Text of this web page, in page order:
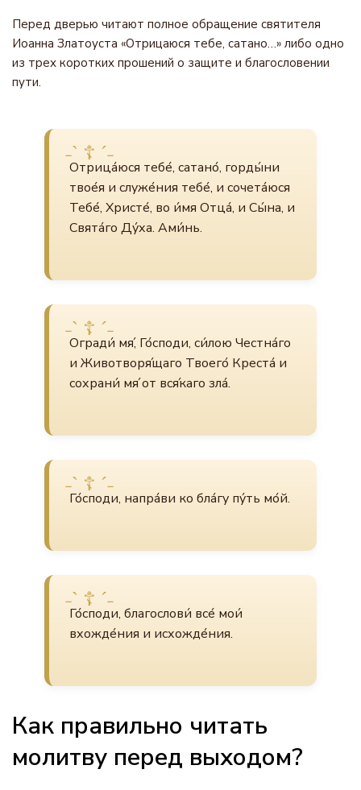
Перед дверью читают полное обращение святителя
Иоанна Златоуста «Отрицаюся тебе, сатано…» либо одно
из трех коротких прошений о защите и благословении
пути.
Отрица́юся тебе́, сатано́, горды́ни
твое́я и служе́ния тебе́, и сочета́юся
Тебе́, Христе́, во и́мя Отца́, и Сы́на, и
Свята́го Ду́ха. Ами́нь.
Огради́ мя́, Го́споди, си́лою Честна́го
и Животворя́щаго Твоего́ Креста́ и
сохрани́ мя́ от вся́каго зла́.
Го́споди, напра́ви ко бла́гу пу́ть мо́й.
Го́споди, благослови́ все́ мои́
вхожде́ния и исхожде́ния.
Как правильно читать
молитву перед выходом?